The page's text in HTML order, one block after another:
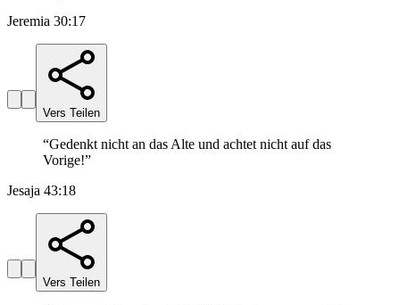
Jeremia 30:17
Vers Teilen
“Gedenkt nicht an das Alte und achtet nicht auf das
Vorige!”
Jesaja 43:18
Vers Teilen